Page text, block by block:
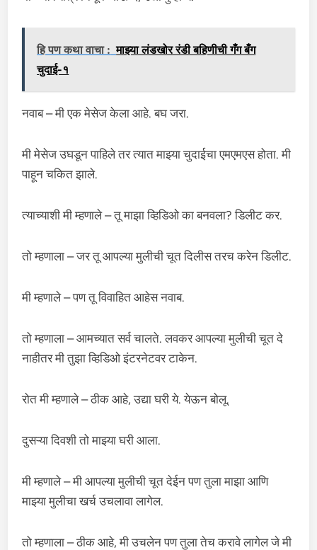
हि पण कथा वाचा : माझ्या लंडखोर रंडी बहिणीची गँग बँग
चुदाई-१
नवाब – मी एक मेसेज केला आहे. बघ जरा.
मी मेसेज उघडून पाहिले तर त्यात माझ्या चुदाईचा एमएमएस होता. मी
पाहून चकित झाले.
त्याच्याशी मी म्हणाले – तू माझा व्हिडिओ का बनवला? डिलीट कर.
तो म्हणाला – जर तू आपल्या मुलीची चूत दिलीस तरच करेन डिलीट.
मी म्हणाले – पण तू विवाहित आहेस नवाब.
तो म्हणाला – आमच्यात सर्व चालते. लवकर आपल्या मुलीची चूत दे
नाहीतर मी तुझा व्हिडिओ इंटरनेटवर टाकेन.
रोत मी म्हणाले – ठीक आहे, उद्या घरी ये. येऊन बोलू.
दुसऱ्या दिवशी तो माझ्या घरी आला.
मी म्हणाले – मी आपल्या मुलीची चूत देईन पण तुला माझा आणि
माझ्या मुलीचा खर्च उचलावा लागेल.
तो म्हणाला – ठीक आहे, मी उचलेन पण तुला तेच करावे लागेल जे मी